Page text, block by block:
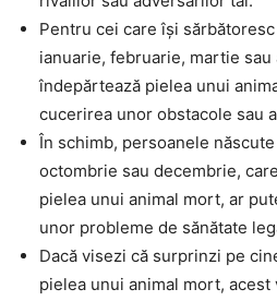
Pentru cei care își
ianuarie, februarie, martie
îndepărtează pielea unui
cucerirea unor obstacole sau
În schimb, persoanele
octombrie sau decembrie,
pielea unui animal mort, ar
unor probleme de sănătate
Dacă visezi că surprinzi pe
pielea unui animal mort,